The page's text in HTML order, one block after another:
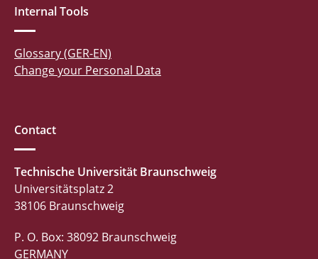
Internal Tools
Glossary (GER-EN)
Change your Personal Data
Contact
Technische Universität Braunschweig
Universitätsplatz 2
38106 Braunschweig
P. O. Box: 38092 Braunschweig
GERMANY